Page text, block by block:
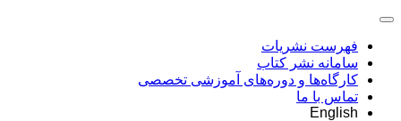
فهرست نشریات
سامانه نشر کتاب
کارگاه‌ها و دوره‌های آموزشی تخصصی
تماس با ما
English